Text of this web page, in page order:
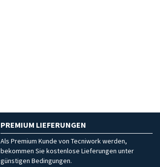
PREMIUM LIEFERUNGEN
Als Premium Kunde von Tecniwork werden,
bekommen Sie kostenlose Lieferungen unter
günstigen Bedingungen.